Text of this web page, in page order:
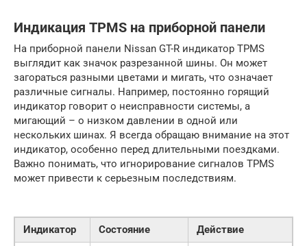
Индикация TPMS на приборной панели
На приборной панели Nissan GT-R индикатор TPMS
выглядит как значок разрезанной шины. Он может
загораться разными цветами и мигать, что означает
различные сигналы. Например, постоянно горящий
индикатор говорит о неисправности системы, а
мигающий – о низком давлении в одной или
нескольких шинах. Я всегда обращаю внимание на этот
индикатор, особенно перед длительными поездками.
Важно понимать, что игнорирование сигналов TPMS
может привести к серьезным последствиям.
Индикатор Состояние
Действие